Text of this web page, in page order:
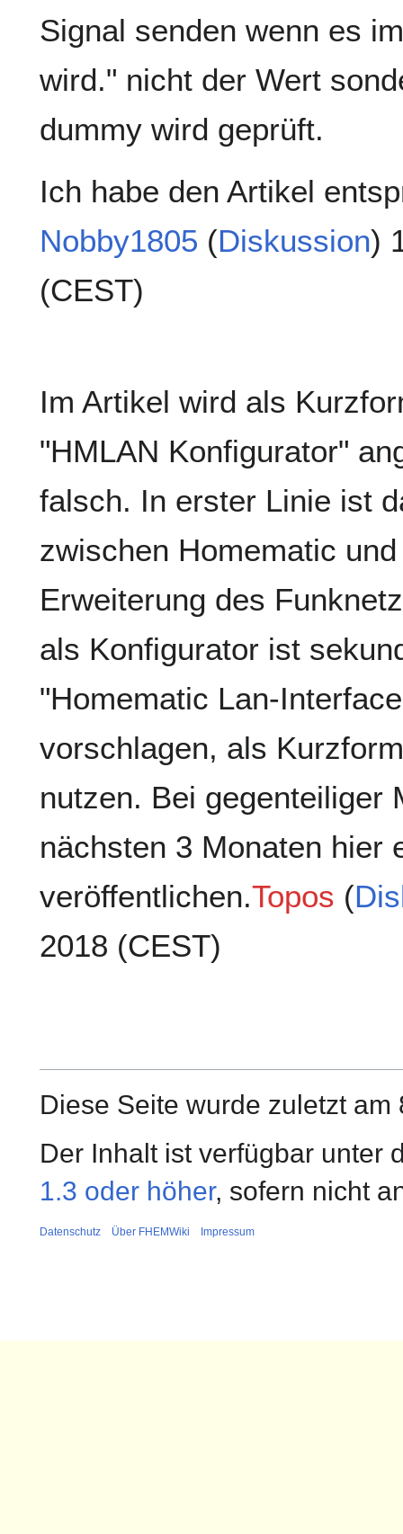
Signal senden wenn es
wird." nicht der Wert
dummy wird geprüft.
Ich habe den Artikel
Nobby1805 (Diskussion)
(CEST)
Im Artikel wird als
"HMLAN Konfigurator"
falsch. In erster Linie ist
zwischen Homematic
Erweiterung des
als Konfigurator ist
"Homematic Lan-
vorschlagen, als
nutzen. Bei gegenteiliger
nächsten 3 Monaten hier
veröffentlichen.Topos (
2018 (CEST)
Diese Seite wurde zuletzt
Der Inhalt ist verfügbar unter
1.3 oder höher, sofern nicht
Datenschutz Über FHEMWiki Impressum